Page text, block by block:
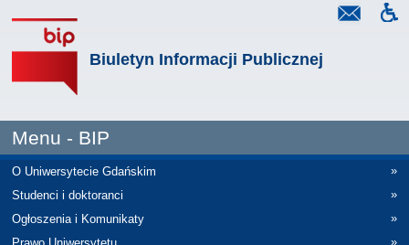
Biuletyn Informacji Publicznej
Menu - BIP
O Uniwersytecie Gdańskim
»
Studenci i doktoranci
»
Ogłoszenia i Komunikaty
»
»